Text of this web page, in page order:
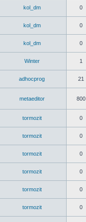
kol_dm 0
kol_dm 0
kol_dm 0
Winter 1
adhocprog 21
metaeditor 800
tormozit 0
tormozit 0
tormozit 0
tormozit 0
tormozit 0
tormozit 0